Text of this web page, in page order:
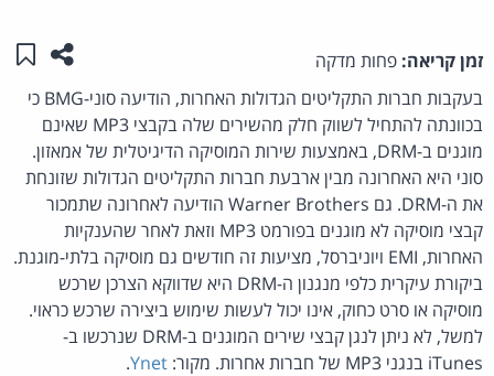
זמן קריאה: פחות מדקה שתפו
בעקבות חברות התקליטים הגדולות האחרות, הודיעה סוני-BMG כי
בכוונתה להתחיל לשווק חלק מהשירים שלה בקבצי MP3 שאינם
מוגנים ב-DRM, באמצעות שירות המוסיקה הדיגיטלית של אמאזון.
סוני היא האחרונה מבין ארבעת חברות התקליטים הגדולות שזונחת
את ה-DRM. גם Warner Brothers הודיעה לאחרונה שתמכור
קבצי מוסיקה לא מוגנים בפורמט MP3 וזאת לאחר שהענקיות
האחרות, EMI ויוניברסל, מציעות זה חודשים גם מוסיקה בלתי-מוגנת.
ביקורת עיקרית כלפי מנגנון ה-DRM היא שדווקא הצרכן שרכש
מוסיקה או סרט כחוק, אינו יכול לעשות שימוש ביצירה שרכש כראוי.
למשל, לא ניתן לנגן קבצי שירים המוגנים ב-DRM שנרכשו ב-
iTunes בנגני MP3 של חברות אחרות. מקור:
Ynet
.